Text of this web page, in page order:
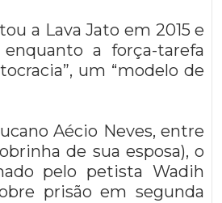
a Lava Jato em 2015 e
a força-tarefa
um “modelo de
Aécio Neves, entre
de sua esposa), o
pelo petista Wadih
prisão em segunda